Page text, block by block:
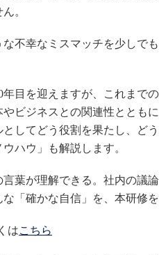
。
な不幸なミスマッチを少しで
年目を迎えますが、これまで
やビジネスとの関連性ととも
としてどう役割を果たし、ど
ウハウ」も解説します。
言葉が理解できる。社内の議
な「確かな自信」を、本研修
はこちら